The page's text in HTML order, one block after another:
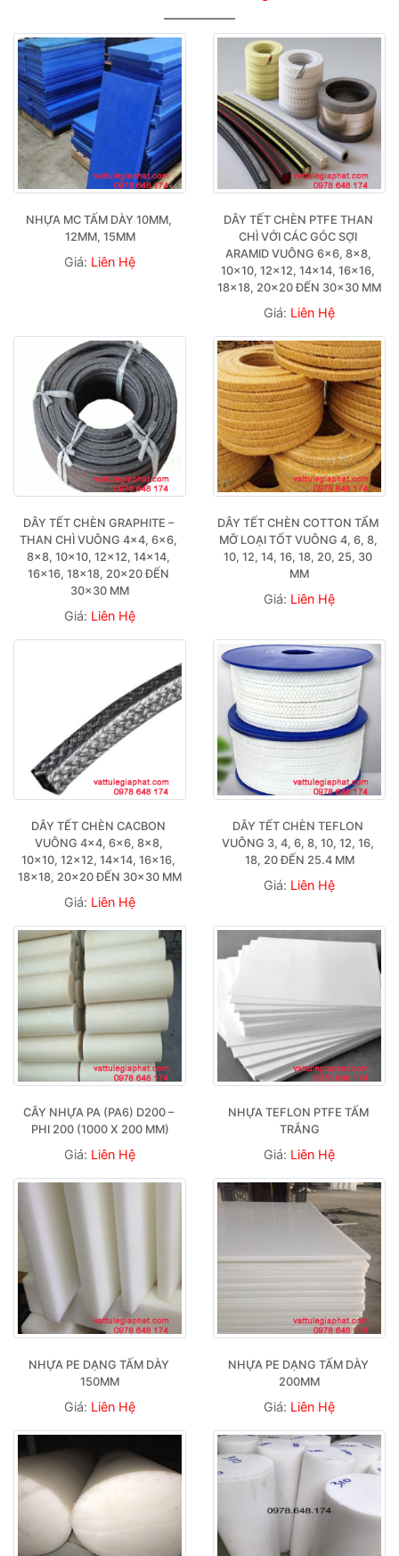
NHỰA MC TẤM DÀY 10MM,
12MM, 15MM
Giá: Liên Hệ
DÂY TẾT CHÈN PTFE THAN
CHÌ VỚI CÁC GÓC SỢI
ARAMID VUÔNG 6×6, 8×8,
10×10, 12×12, 14×14, 16×16,
18×18, 20×20 ĐẾN 30×30 MM
Giá: Liên Hệ
DÂY TẾT CHÈN GRAPHITE –
THAN CHÌ VUÔNG 4×4, 6×6,
8×8, 10×10, 12×12, 14×14,
16×16, 18×18, 20×20 ĐẾN
30×30 MM
Giá: Liên Hệ
DÂY TẾT CHÈN COTTON TẨM
MỠ LOẠI TỐT VUÔNG 4, 6, 8,
10, 12, 14, 16, 18, 20, 25, 30
MM
Giá: Liên Hệ
DÂY TẾT CHÈN CACBON
VUÔNG 4×4, 6×6, 8×8,
10×10, 12×12, 14×14, 16×16,
18×18, 20×20 ĐẾN 30×30 MM
Giá: Liên Hệ
DÂY TẾT CHÈN TEFLON
VUÔNG 3, 4, 6, 8, 10, 12, 16,
18, 20 ĐẾN 25.4 MM
Giá: Liên Hệ
CÂY NHỰA PA (PA6) D200 –
PHI 200 (1000 X 200 MM)
Giá: Liên Hệ
NHỰA TEFLON PTFE TẤM
TRẮNG
Giá: Liên Hệ
NHỰA PE DẠNG TẤM DÀY
150MM
Giá: Liên Hệ
NHỰA PE DẠNG TẤM DÀY
200MM
Giá: Liên Hệ